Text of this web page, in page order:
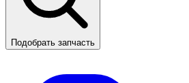
Подобрать запчасть